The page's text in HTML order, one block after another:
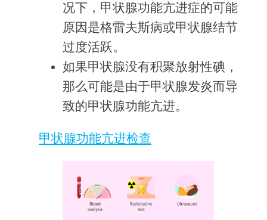
况下，甲状腺功能亢进症的可能
原因是格雷夫斯病或甲状腺结节
过度活跃。
如果甲状腺没有积聚放射性碘，
那么可能是由于甲状腺发炎而导
致的甲状腺功能亢进。
甲状腺功能亢进检查